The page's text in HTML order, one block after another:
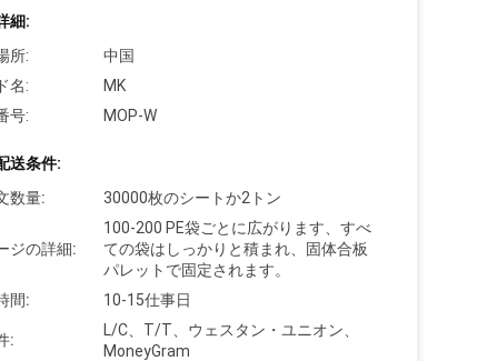
細:
所:
中国
名:
MK
号:
MOP-W
送条件:
数量:
30000枚のシートか2トン
ジの詳細:
100-200 PE袋ごとに広がります、すべ
ての袋はしっかりと積まれ、固体合板
パレットで固定されます。
間:
10-15仕事日
:
L/C、T/T、ウェスタン・ユニオン、
MoneyGram